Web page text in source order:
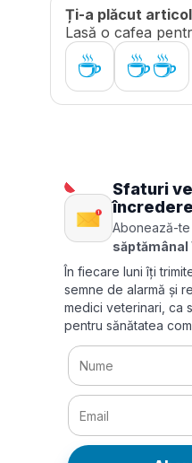
Ți-a plăcut
Lasă o cafea
☕ ☕☕
Sfaturi
Abonează-te
săptămânal
În fiecare luni îți
semne de alarmă și
medici veterinari, ca
pentru sănătatea